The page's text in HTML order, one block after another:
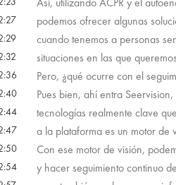
podemos ofrecer algunas
cuando tenemos a personas
situaciones en las que
Pero, ¿qué ocurre con el
Pues bien, ahí entra
tecnologías realmente clave
a la plataforma es un motor de
Con ese motor de visión,
y hacer seguimiento continuo